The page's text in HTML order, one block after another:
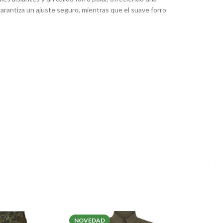
un ajuste seguro, mientras que el suave forro
NOVEDAD